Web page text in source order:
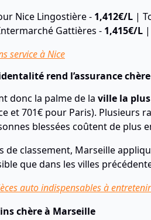
Nice Lingostière - 1,412€/L |
Gattières - 1,415€/L
service à Nice
rend l’assurance chère
donc la palme de la ville la
et 701€ pour Paris). Plusieurs
blessées coûtent de plus
de classement, Marseille
que dans les villes
auto indispensables à
chère à Marseille